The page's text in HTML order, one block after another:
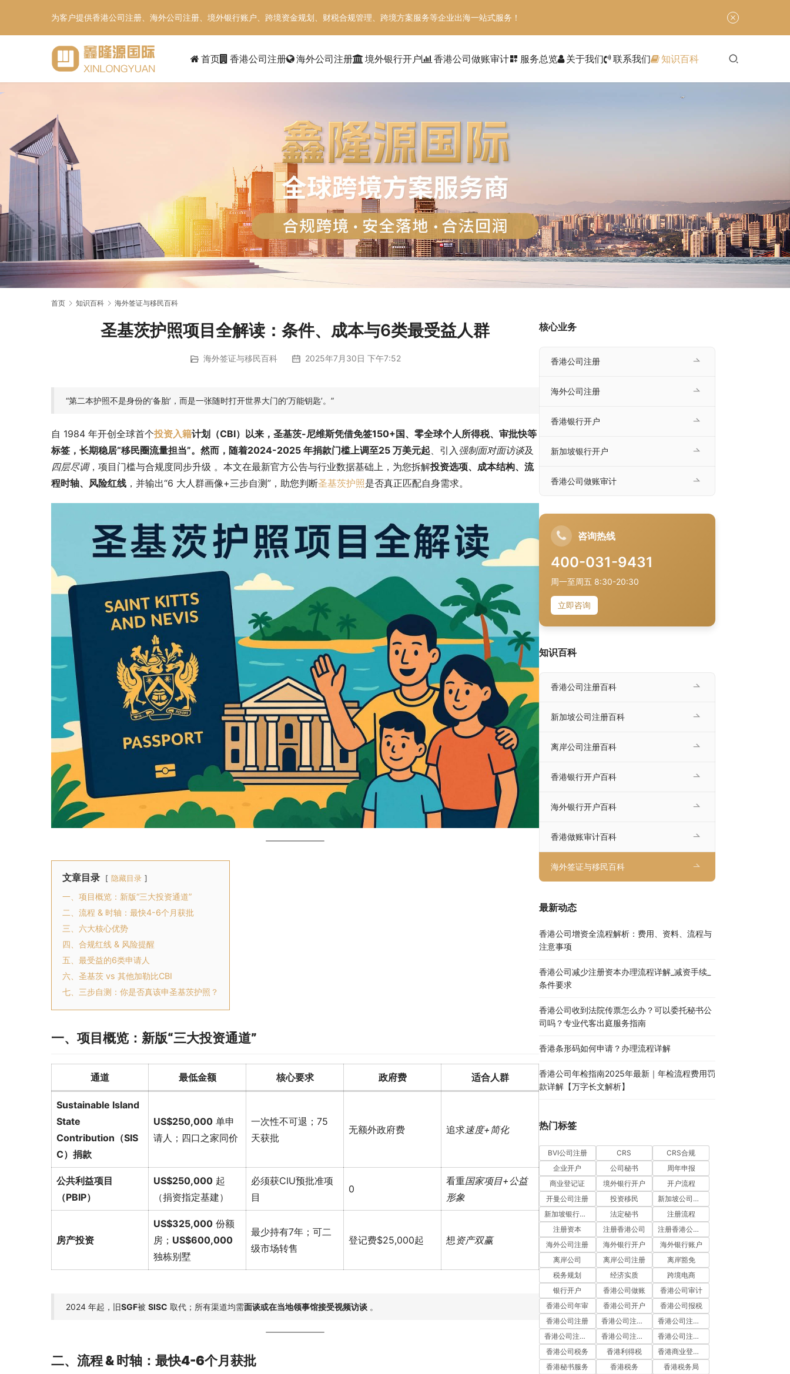
为客户提供香港公司注册、海外公司注册、境外银行账户、跨境资金规划、财税合规管理、跨境方案服务等企业出海一站式服务！
首页 香港公司注册 海外公司注册 境外银行开户 香港公司做账审计dashboard_customize 服务总览 关于我们 联系我们 知识百科
首页 知识百科 海外签证与移民百科
圣基茨护照项目全解读：条件、成本与6类最受益人群
海外签证与移民百科 2025年7月30日 下午7:52
“第二本护照不是身份的‘备胎’，而是一张随时打开世界大门的‘万能钥匙’。”
自 1984 年开创全球首个投资入籍计划（CBI）以来，圣基茨-尼维斯凭借免签150+国、零全球个人所得税、审批快等
标签，长期稳居“移民圈流量担当”。然而，随着2024-2025 年捐款门槛上调至25 万美元起 、引入 强制面对面访谈及
四层尽调，项目门槛与合规度同步升级 。本文在最新官方公告与行业数据基础上，为您拆解投资选项、成本结构、流
程时轴、风险红线 ，并输出“6 大人群画像+三步自测”，助您判断圣基茨护照是否真正匹配自身需求。
文章目录 隐藏目录
一、项目概览：新版“三大投资通道”
二、流程 & 时轴：最快4-6个月获批
三、六大核心优势
四、合规红线 & 风险提醒
五、最受益的6类申请人
六、圣基茨 vs 其他加勒比CBI
七、三步自测：你是否真该申圣基茨护照？
一、项目概览：新版“三大投资通道”
通道 最低金额 核心要求 政府费 适合人群
Sustainable Island
State
Contribution（SIS
C）捐款
US$250,000 单申
请人；四口之家同价
一次性不可退；75
天获批
无额外政府费 追求速度+简化
公共利益项目
（PBIP）
US$250,000 起
（捐资指定基建）
必须获CIU预批准项
目
0
看重国家项目+公益
形象
房产投资
US$325,000 份额
房； US$600,000
独栋别墅
最少持有7年；可二
级市场转售
登记费$25,000起 想资产双赢
2024 年起，旧SGF被 SISC 取代；所有渠道均需面谈或在当地领事馆接受视频访谈 。
二、流程 & 时轴：最快4-6个月获批
核心业务
香港公司注册
海外公司注册
香港银行开户
新加坡银行开户
香港公司做账审计
咨询热线
400-031-9431
周一至周五 8:30-20:30
立即咨询
知识百科
香港公司注册百科
新加坡公司注册百科
离岸公司注册百科
香港银行开户百科
海外银行开户百科
香港做账审计百科
海外签证与移民百科
最新动态
香港公司增资全流程解析：费用、资料、流程与
注意事项
香港公司减少注册资本办理流程详解_减资手续_
条件要求
香港公司收到法院传票怎么办？可以委托秘书公
司吗？专业代客出庭服务指南
香港条形码如何申请？办理流程详解
香港公司年检指南2025年最新｜年检流程费用罚
款详解【万字长文解析】
热门标签
BVI公司注册 CRS
CRS合规
企业开户
公司秘书
周年申报
商业登记证
境外银行开户
开户流程
开曼公司注册
投资移民
新加坡公司注册
新加坡银行开户
法定秘书
注册流程
注册资本
注册香港公司
注册香港公司流程
海外公司注册
海外银行开户
海外银行账户
离岸公司
离岸公司注册
离岸豁免
税务规划
经济实质
跨境电商
银行开户
香港公司做账
香港公司审计
香港公司年审
香港公司开户
香港公司报税
香港公司注册
香港公司注册代办
香港公司注册处
香港公司注册流程
香港公司注册费用
香港公司注册资料
香港公司税务
香港利得税
香港商业登记证
香港秘书服务
香港税务
香港税务局